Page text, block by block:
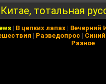
тотальная
| В цепких лапах | Вечерний
| Разведопрос |
Разное